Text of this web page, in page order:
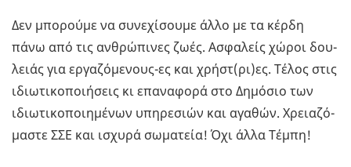
Δεν µπο­ρού­µε να συ­νε­χί­σου­µε άλλο µε τα κέρδη
πάνω από τις αν­θρώ­πι­νες ζωές. Ασφα­λείς χώροι δου­
λειάς για ερ­γα­ζό­µε­νους-ες και χρήστ(ρι)ες. Τέλος στις
ιδιω­τι­κο­ποι­ή­σεις κι επα­να­φο­ρά στο Δη­µό­σιο των
ιδιω­τι­κο­ποι­η­µέ­νων υπη­ρε­σιών και αγα­θών. Χρεια­ζό­
µα­στε ΣΣΕ και ισχυ­ρά σω­µα­τεία! Όχι άλλα Τέµπη!